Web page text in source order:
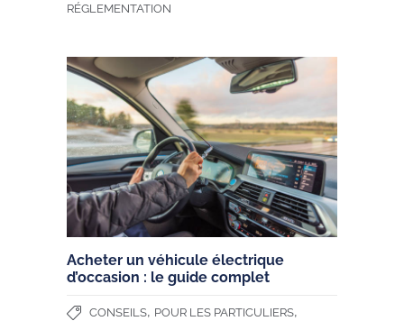
RÉGLEMENTATION
Acheter un véhicule électrique
d’occasion : le guide complet
CONSEILS, POUR LES PARTICULIERS,